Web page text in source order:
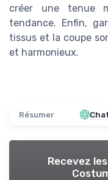
créer une tenue
tendance. Enfin,
tissus et la coupe
et harmonieux.
Résumer
Recevez